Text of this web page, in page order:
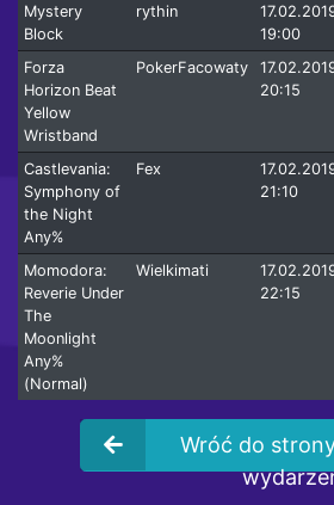
Mystery
Block
rythin
19:00
Forza
Horizon Beat
Yellow
Wristband
PokerFacowaty
20:15
Castlevania:
Symphony of
the Night
Any%
Fex
21:10
Momodora:
Reverie Under
The
Moonlight
Any%
(Normal)
Wielkimati
22:15
Wróć do